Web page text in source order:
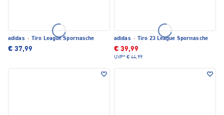
adidas · Tiro League Sporttasche
€ 37,99
adidas · Tiro 23 League Sporttasche
€ 39,99
UVP* € 44,99